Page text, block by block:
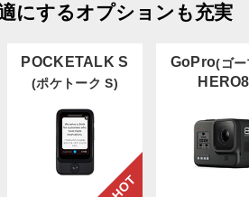
にするオプションも充実
POCKETALK S
(ポケトーク S)
HOT
GoPro(ゴ
HERO8